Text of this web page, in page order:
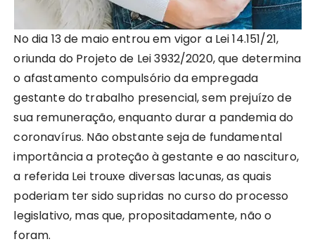
No dia 13 de maio entrou em vigor a Lei 14.151/21,
oriunda do Projeto de Lei 3932/2020, que determina
o afastamento compulsório da empregada
gestante do trabalho presencial, sem prejuízo de
sua remuneração, enquanto durar a pandemia do
coronavírus. Não obstante seja de fundamental
importância a proteção à gestante e ao nascituro,
a referida Lei trouxe diversas lacunas, as quais
poderiam ter sido supridas no curso do processo
legislativo, mas que, propositadamente, não o
foram.